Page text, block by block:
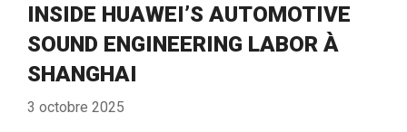
INSIDE HUAWEI’S AUTOMOTIVE
SOUND ENGINEERING LABOR À
SHANGHAI
3 octobre 2025